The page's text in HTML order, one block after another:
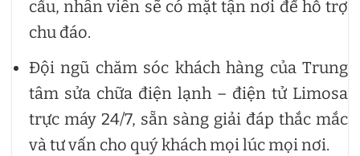
cầu, nhân viên sẽ có mặt tận nơi để hỗ trợ
chu đáo.
Đội ngũ chăm sóc khách hàng của Trung
tâm sửa chữa điện lạnh – điện tử Limosa
trực máy 24/7, sẵn sàng giải đáp thắc mắc
và tư vấn cho quý khách mọi lúc mọi nơi.